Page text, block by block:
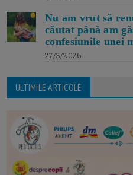
Nu am vrut să
căutat până am
confesiunile unei
27/3/2026
ULTIMILE ARTICOLE